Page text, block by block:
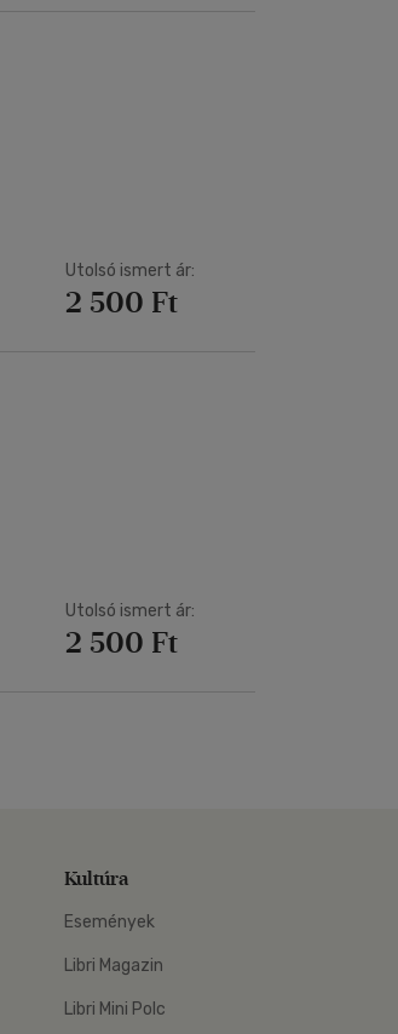
Utolsó ismert ár:
2 500 Ft
Utolsó ismert ár:
2 500 Ft
Kultúra
Események
Libri Magazin
Libri Mini Polc